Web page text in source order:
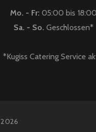
Mo. - Fr: 05:00 bis 18:00
Sa. - So. Geschlossen*
*Kugiss Catering Service
2026